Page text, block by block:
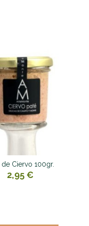
de Ciervo 100gr.
2,95 €